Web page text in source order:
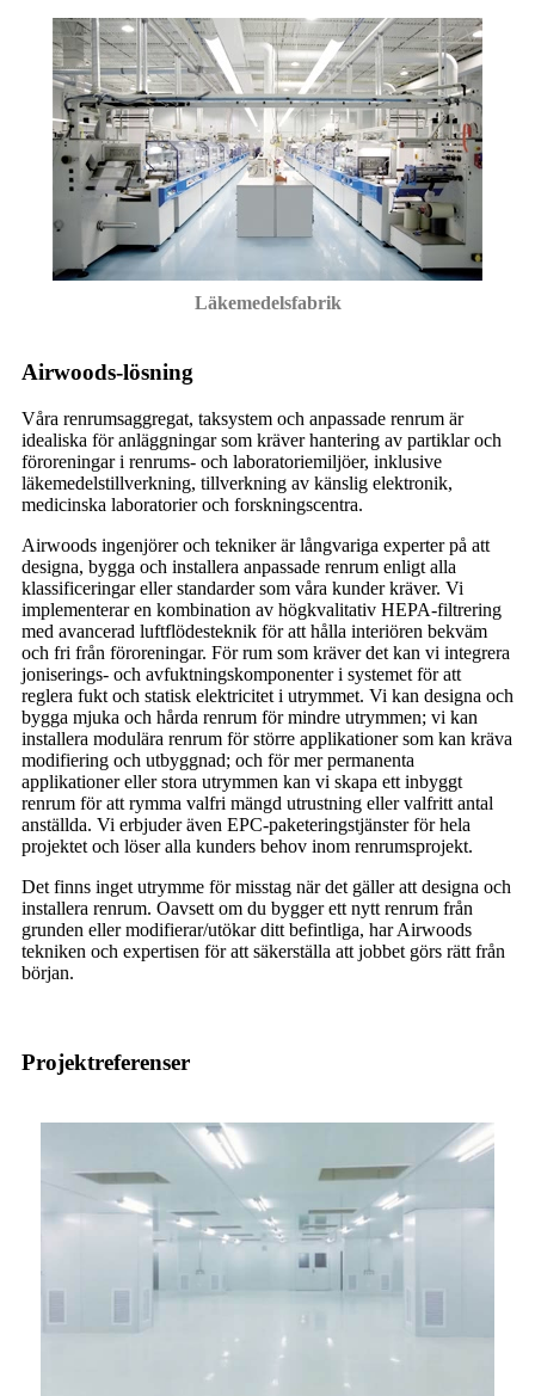
Läkemedelsfabrik
Airwoods-lösning
Våra renrumsaggregat, taksystem och anpassade renrum är
idealiska för anläggningar som kräver hantering av partiklar och
föroreningar i renrums- och laboratoriemiljöer, inklusive
läkemedelstillverkning, tillverkning av känslig elektronik,
medicinska laboratorier och forskningscentra.
Airwoods ingenjörer och tekniker är långvariga experter på att
designa, bygga och installera anpassade renrum enligt alla
klassificeringar eller standarder som våra kunder kräver. Vi
implementerar en kombination av högkvalitativ HEPA-filtrering
med avancerad luftflödesteknik för att hålla interiören bekväm
och fri från föroreningar. För rum som kräver det kan vi integrera
joniserings- och avfuktningskomponenter i systemet för att
reglera fukt och statisk elektricitet i utrymmet. Vi kan designa och
bygga mjuka och hårda renrum för mindre utrymmen; vi kan
installera modulära renrum för större applikationer som kan kräva
modifiering och utbyggnad; och för mer permanenta
applikationer eller stora utrymmen kan vi skapa ett inbyggt
renrum för att rymma valfri mängd utrustning eller valfritt antal
anställda. Vi erbjuder även EPC-paketeringstjänster för hela
projektet och löser alla kunders behov inom renrumsprojekt.
Det finns inget utrymme för misstag när det gäller att designa och
installera renrum. Oavsett om du bygger ett nytt renrum från
grunden eller modifierar/utökar ditt befintliga, har Airwoods
tekniken och expertisen för att säkerställa att jobbet görs rätt från
början.
Projektreferenser